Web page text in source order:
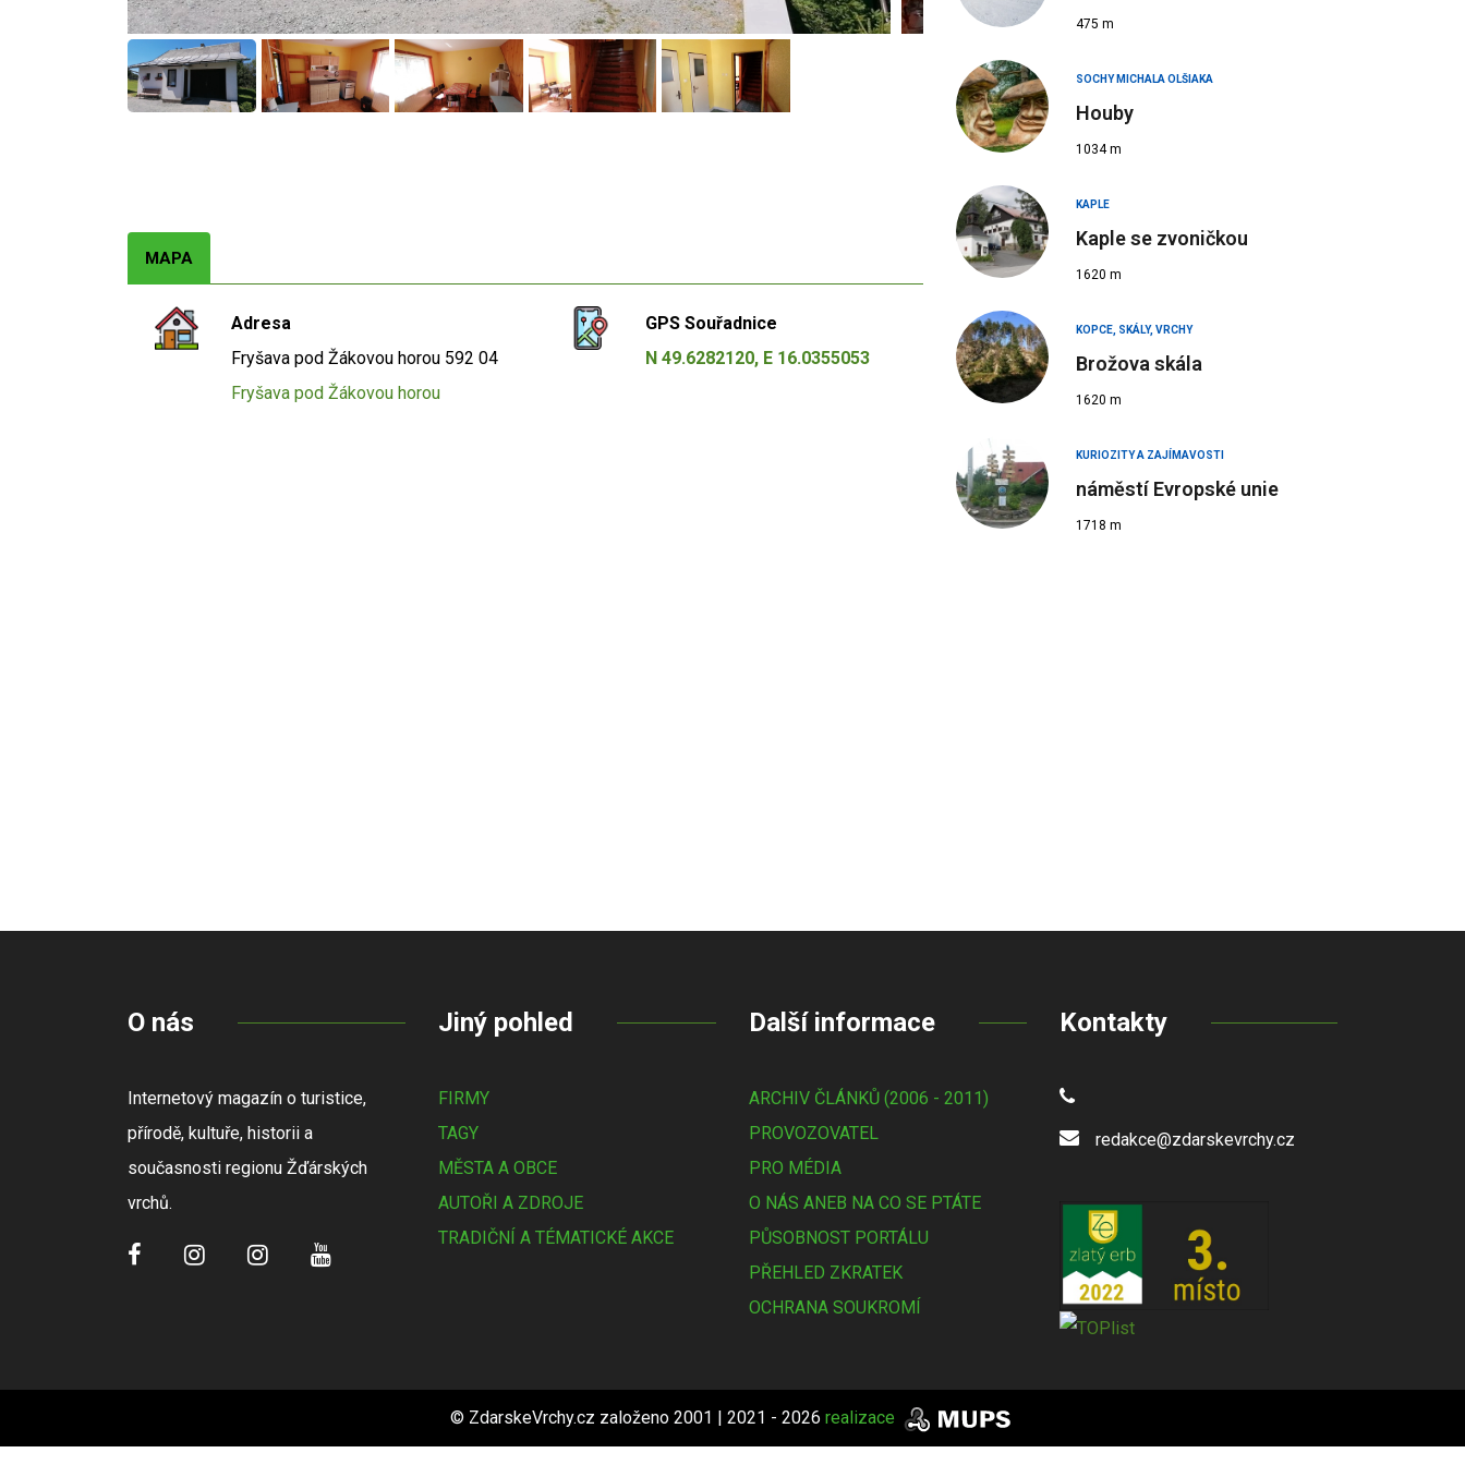
MAPA
Adresa
Fryšava pod Žákovou horou 592 04
Fryšava pod Žákovou horou
GPS Souřadnice
N 49.6282120, E 16.0355053
475 m
SOCHY MICHALA OLŠIAKA
Houby
1034 m
KAPLE
Kaple se zvoničkou
1620 m
KOPCE, SKÁLY, VRCHY
Brožova skála
1620 m
KURIOZITY A ZAJÍMAVOSTI
náměstí Evropské unie
1718 m
O nás
Internetový magazín o turistice,
přírodě, kultuře, historii a
současnosti regionu Žďárských
vrchů.
Jiný pohled
FIRMY
TAGY
MĚSTA A OBCE
AUTOŘI A ZDROJE
TRADIČNÍ A TÉMATICKÉ AKCE
Další informace
ARCHIV ČLÁNKŮ (2006 - 2011)
PROVOZOVATEL
PRO MÉDIA
O NÁS ANEB NA CO SE PTÁTE
PŮSOBNOST PORTÁLU
PŘEHLED ZKRATEK
OCHRANA SOUKROMÍ
Kontakty
redakce@zdarskevrchy.cz
© ZdarskeVrchy.cz založeno 2001 | 2021 - 2026 realizace